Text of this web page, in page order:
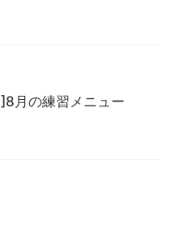
月の練習メニュー